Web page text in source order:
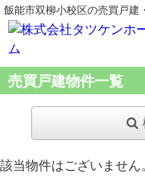
飯能市双柳小校区の売買戸建
売買戸建物件一覧
該当物件はございません